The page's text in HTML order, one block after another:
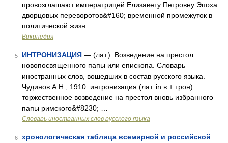
провозглашают императрицей Елизавету Петровну Эпоха
дворцовых переворотов&#160; временной промежуток в
политической жизн …
Википедия
5 ИНТРОНИЗАЦИЯ — (лат.). Возведение на престол
новопосвященного папы или епископа. Словарь
иностранных слов, вошедших в состав русского языка.
Чудинов А.Н., 1910. интронизация (лат. in в + трон)
торжественное возведение на престол вновь избранного
папы римского&#8230; …
Словарь иностранных слов русского языка
6
хронологическая таблица всемирной и российской